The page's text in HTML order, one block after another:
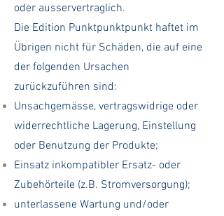
oder ausservertraglich.
Die Edition Punktpunktpunkt haftet im
Übrigen nicht für Schäden, die auf eine
der folgenden Ursachen
zurückzuführen sind:
Unsachgemässe, vertragswidrige oder
widerrechtliche Lagerung, Einstellung
oder Benutzung der Produkte;
Einsatz inkompatibler Ersatz- oder
Zubehörteile (z.B. Stromversorgung);
unterlassene Wartung und/oder